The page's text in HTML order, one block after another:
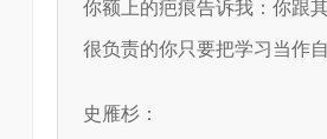
你额上的疤痕告诉我：你跟
很负责的你只要把学习当作
史雁杉：